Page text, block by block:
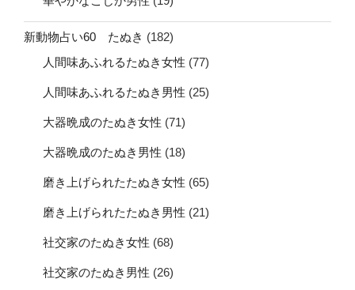
新動物占い60 たぬき (182)
人間味あふれるたぬき女性 (77)
人間味あふれるたぬき男性 (25)
大器晩成のたぬき女性 (71)
大器晩成のたぬき男性 (18)
磨き上げられたたぬき女性 (65)
磨き上げられたたぬき男性 (21)
社交家のたぬき女性 (68)
社交家のたぬき男性 (26)